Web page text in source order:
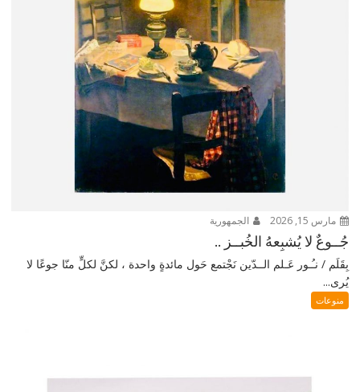
مارس 15, 2026 الجمهورية
جُــوعٌ لا يُشبِعهُ الخُبــز ..
بِقَلَم / نـُـور عَـلم الــدّين نَجْتمع حَول مائدةٍ واحدة ، لكنَّ لكلٍّ منّا جوعًا لا
يُرى...
منوعات